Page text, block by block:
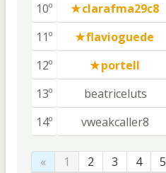
10º
clarafma29c8
11º
flavioguede
12º
portell
13º
beatriceluts
14º
vweakcaller8
« 1 2 3 4 5